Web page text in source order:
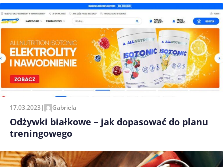
17.03.2023| Gabriela
Odżywki białkowe – jak dopasować do planu
treningowego